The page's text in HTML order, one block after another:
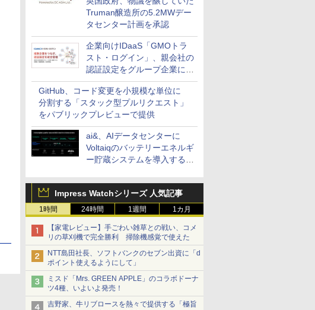
Truman醸造所の5.2MWデー
タセンター計画を承認
企業向けIDaaS「GMOトラ
スト・ログイン」、親会社の
認証設定をグループ企業に展
開できる新機能を提供
GitHub、コード変更を小規模な単位に
分割する「スタック型プルリクエスト」
をパブリックプレビューで提供
ai&、AIデータセンターに
Voltaiqのバッテリーエネルギ
ー貯蔵システムを導入する計
Impress Watchシリーズ 人気記事
1時間 24時間 1週間 1カ月
【家電レビュー】手ごわい雑草との戦い、コメ
リの草刈機で完全勝利 掃除機感覚で使えた
NTT島田社長、ソフトバンクのセブン出資に「d
ポイント使えるようにして」
ミスド「Mrs. GREEN APPLE」のコラボドーナ
ツ4種、いよいよ発売！
吉野家、牛リブロースを熱々で提供する「極旨